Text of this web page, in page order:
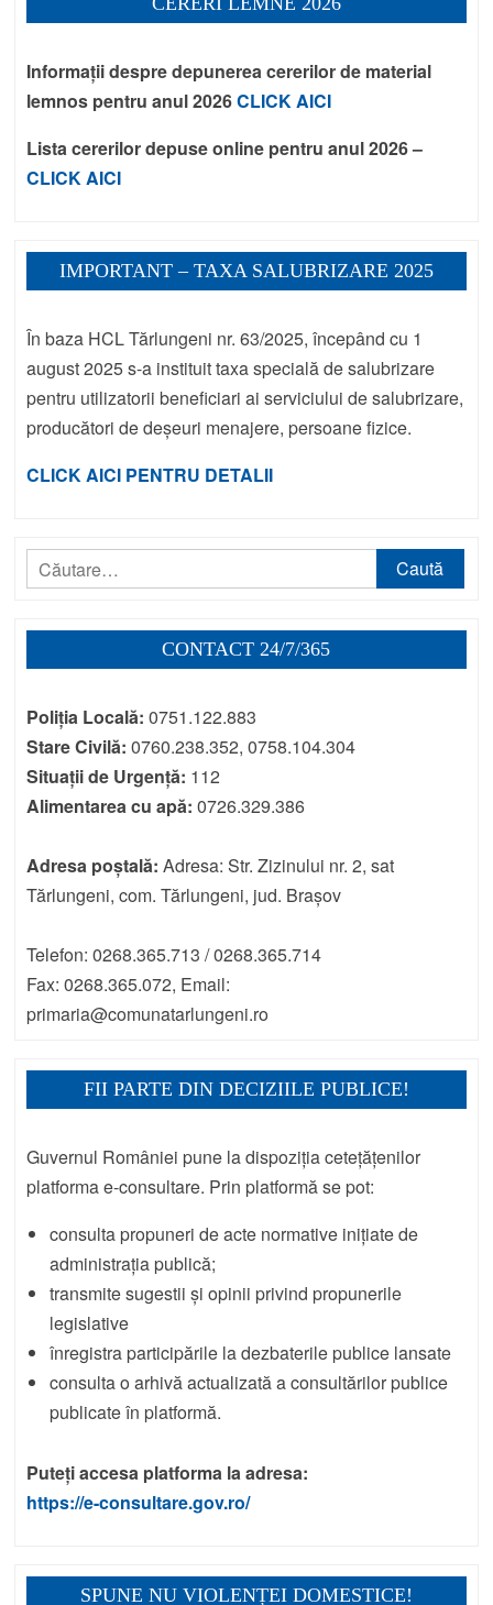
Informații despre depunerea cererilor de material
lemnos pentru anul 2026CLICK AICI
Lista cererilor depuse online pentru anul 2026 –
CLICK AICI
IMPORTANT – TAXA SALUBRIZARE 2025
În baza HCL Tărlungeni nr. 63/2025, începând cu 1
august 2025 s-a instituit taxa specială de salubrizare
pentru utilizatorii beneficiari ai serviciului de salubrizare,
producători de deșeuri menajere, persoane fizice.
CLICK AICI PENTRU DETALII
Caută
după:
CONTACT 24/7/365
Poliția Locală: 0751.122.883
Stare Civilă: 0760.238.352, 0758.104.304
Situații de Urgență: 112
Alimentarea cu apă: 0726.329.386
Adresa poștală: Adresa: Str. Zizinului nr. 2, sat
Tărlungeni, com. Tărlungeni, jud. Brașov
Telefon: 0268.365.713 / 0268.365.714
Fax: 0268.365.072, Email:
primaria@comunatarlungeni.ro
FII PARTE DIN DECIZIILE PUBLICE!
Guvernul României pune la dispoziția cetețățenilor
platforma e-consultare. Prin platformă se pot:
consulta propuneri de acte normative inițiate de
administrația publică;
transmite sugestii și opinii privind propunerile
legislative
înregistra participările la dezbaterile publice lansate
consulta o arhivă actualizată a consultărilor publice
publicate în platformă.
Puteți accesa platforma la adresa:
https://e-consultare.gov.ro/
SPUNE NU VIOLENȚEI DOMESTICE!